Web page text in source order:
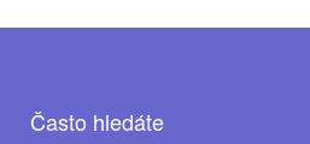
Často hledáte